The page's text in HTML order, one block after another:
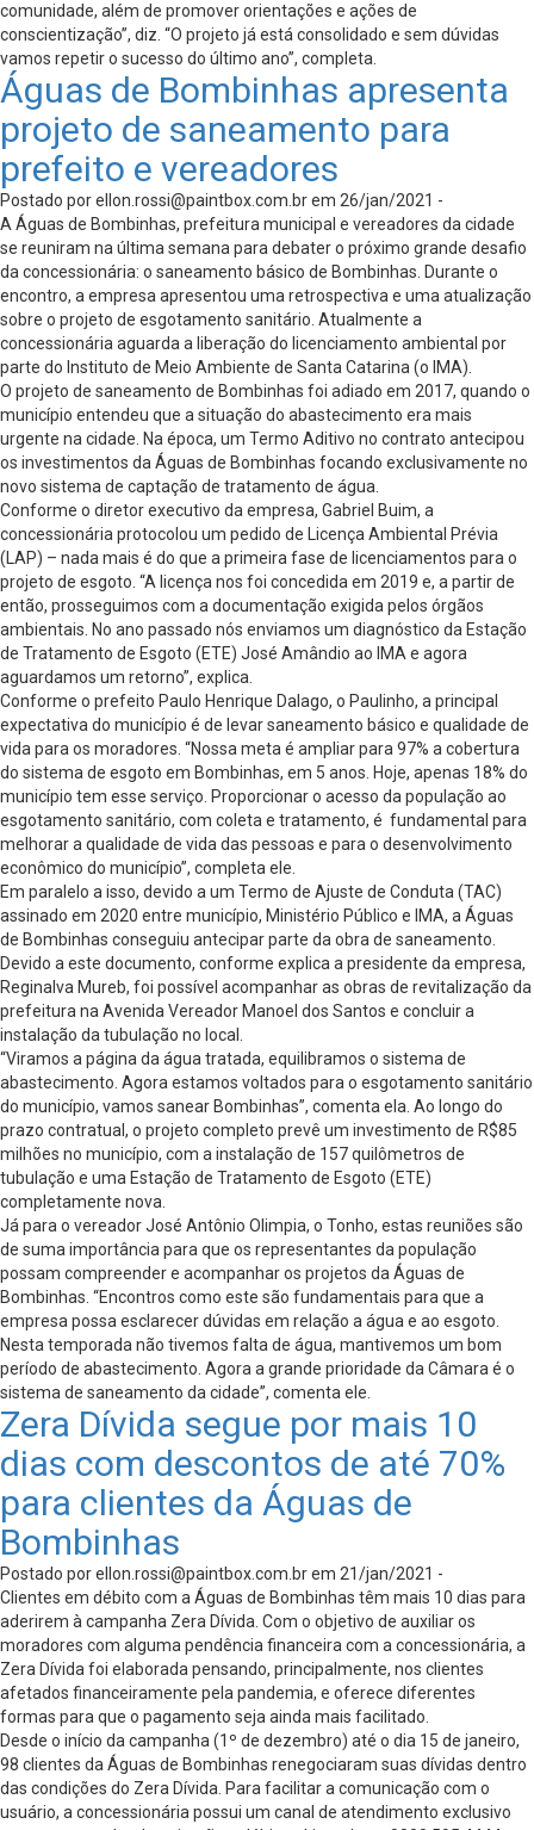
comunidade, além de promover orientações e ações de
conscientização”, diz. “O projeto já está consolidado e sem dúvidas
vamos repetir o sucesso do último ano”, completa.
Águas de Bombinhas apresenta
projeto de saneamento para
prefeito e vereadores
Postado porellon.rossi@paintbox.com.brem 26/jan/2021 -
A Águas de Bombinhas, prefeitura municipal e vereadores da cidade
se reuniram na última semana para debater o próximo grande desafio
da concessionária: o saneamento básico de Bombinhas. Durante o
encontro, a empresa apresentou uma retrospectiva e uma atualização
sobre o projeto de esgotamento sanitário. Atualmente a
concessionária aguarda a liberação do licenciamento ambiental por
parte do Instituto de Meio Ambiente de Santa Catarina (o IMA).
O projeto de saneamento de Bombinhas foi adiado em 2017, quando o
município entendeu que a situação do abastecimento era mais
urgente na cidade. Na época, um Termo Aditivo no contrato antecipou
os investimentos da Águas de Bombinhas focando exclusivamente no
novo sistema de captação de tratamento de água.
Conforme o diretor executivo da empresa, Gabriel Buim, a
concessionária protocolou um pedido de Licença Ambiental Prévia
(LAP) – nada mais é do que a primeira fase de licenciamentos para o
projeto de esgoto. “A licença nos foi concedida em 2019 e, a partir de
então, prosseguimos com a documentação exigida pelos órgãos
ambientais. No ano passado nós enviamos um diagnóstico da Estação
de Tratamento de Esgoto (ETE) José Amândio ao IMA e agora
aguardamos um retorno”, explica.
Conforme o prefeito Paulo Henrique Dalago, o Paulinho, a principal
expectativa do município é de levar saneamento básico e qualidade de
vida para os moradores. “Nossa meta é ampliar para 97% a cobertura
do sistema de esgoto em Bombinhas, em 5 anos. Hoje, apenas 18% do
município tem esse serviço. Proporcionar o acesso da população ao
esgotamento sanitário, com coleta e tratamento, é fundamental para
melhorar a qualidade de vida das pessoas e para o desenvolvimento
econômico do município”, completa ele.
Em paralelo a isso, devido a um Termo de Ajuste de Conduta (TAC)
assinado em 2020 entre município, Ministério Público e IMA, a Águas
de Bombinhas conseguiu antecipar parte da obra de saneamento.
Devido a este documento, conforme explica a presidente da empresa,
Reginalva Mureb, foi possível acompanhar as obras de revitalização da
prefeitura na Avenida Vereador Manoel dos Santos e concluir a
instalação da tubulação no local.
“Viramos a página da água tratada, equilibramos o sistema de
abastecimento. Agora estamos voltados para o esgotamento sanitário
do município, vamos sanear Bombinhas”, comenta ela. Ao longo do
prazo contratual, o projeto completo prevê um investimento de R$85
milhões no município, com a instalação de 157 quilômetros de
tubulação e uma Estação de Tratamento de Esgoto (ETE)
completamente nova.
Já para o vereador José Antônio Olimpia, o Tonho, estas reuniões são
de suma importância para que os representantes da população
possam compreender e acompanhar os projetos da Águas de
Bombinhas. “Encontros como este são fundamentais para que a
empresa possa esclarecer dúvidas em relação a água e ao esgoto.
Nesta temporada não tivemos falta de água, mantivemos um bom
período de abastecimento. Agora a grande prioridade da Câmara é o
sistema de saneamento da cidade”, comenta ele.
Zera Dívida segue por mais 10
dias com descontos de até 70%
para clientes da Águas de
Bombinhas
Postado porellon.rossi@paintbox.com.brem 21/jan/2021 -
Clientes em débito com a Águas de Bombinhas têm mais 10 dias para
aderirem à campanha Zera Dívida. Com o objetivo de auxiliar os
moradores com alguma pendência financeira com a concessionária, a
Zera Dívida foi elaborada pensando, principalmente, nos clientes
afetados financeiramente pela pandemia, e oferece diferentes
formas para que o pagamento seja ainda mais facilitado.
Desde o início da campanha (1º de dezembro) até o dia 15 de janeiro,
98 clientes da Águas de Bombinhas renegociaram suas dívidas dentro
das condições do Zera Dívida. Para facilitar a comunicação com o
usuário, a concessionária possui um canal de atendimento exclusivo